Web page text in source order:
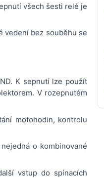
všech šesti relé je
vedení bez souběhu se
K sepnutí lze použít
V rozepnutém
motohodin, kontrolu
o kombinované
vstup do spínacích